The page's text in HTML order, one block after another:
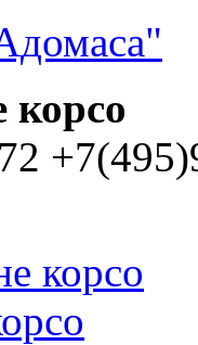
корсо
корсо